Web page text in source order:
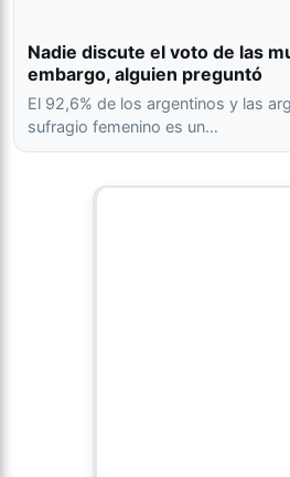
Nadie discute el voto de las
embargo, alguien preguntó
El 92,6% de los argentinos y las
sufragio femenino es un…